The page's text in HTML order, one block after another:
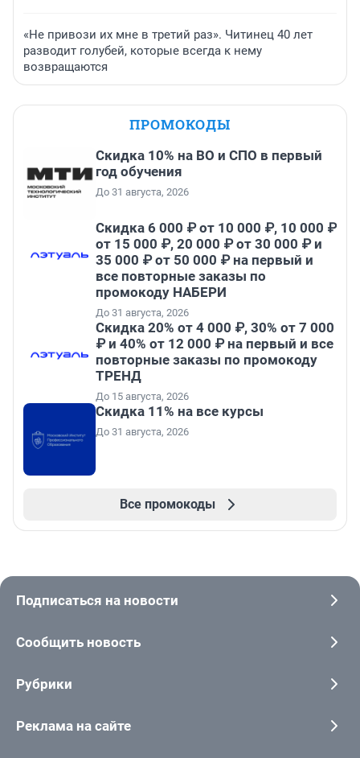
«Не привози их мне в третий раз». Читинец 40 лет
разводит голубей, которые всегда к нему
возвращаются
ПРОМОКОДЫ
Скидка 10% на ВО и СПО в первый
год обучения
До 31 августа, 2026
Скидка 6 000 ₽ от 10 000 ₽, 10 000 ₽
от 15 000 ₽, 20 000 ₽ от 30 000 ₽ и
35 000 ₽ от 50 000 ₽ на первый и
все повторные заказы по
промокоду НАБЕРИ
До 31 августа, 2026
Скидка 20% от 4 000 ₽, 30% от 7 000
₽ и 40% от 12 000 ₽ на первый и все
повторные заказы по промокоду
ТРЕНД
До 15 августа, 2026
Скидка 11% на все курсы
До 31 августа, 2026
Все промокоды
Подписаться на новости
Сообщить новость
Рубрики
Реклама на сайте